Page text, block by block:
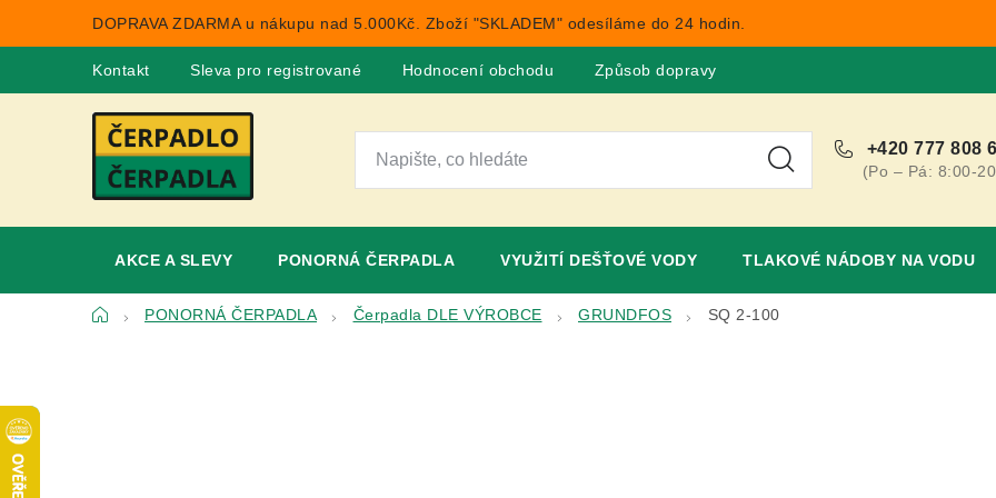
DOPRAVA ZDARMA u nákupu nad 5.000Kč. Zboží "SKLADEM" odesíláme do 24 hodin.
Kontakt Sleva pro registrované Hodnocení obchodu Způsob dopravy
+420 777 808
(Po – Pá: 8:00-
AKCE A SLEVY PONORNÁ ČERPADLA VYUŽITÍ DEŠŤOVÉ VODY TLAKOVÉ NÁDOBY NA VODU
DomůPONORNÁ ČERPADLA Čerpadla DLE VÝROBCE GRUNDFOS SQ 2-100